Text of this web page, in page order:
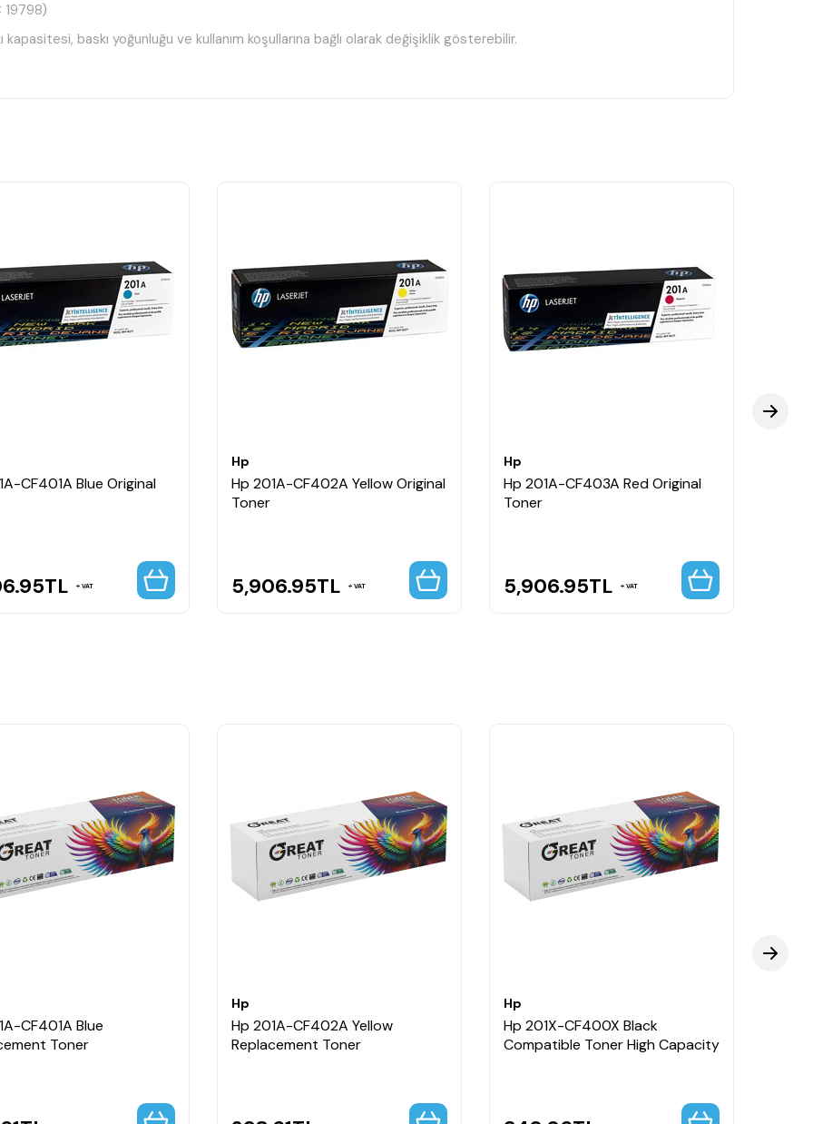
19798)
baskı yoğunluğu ve kullanım koşullarına bağlı olarak değişiklik gösterebilir.
kartuşudur.
edilmesini sağlar.
sunar.
kullanım için idealdir.
CF401A Blue Original
TL VAT
Hp
Hp 201A-CF402A Yellow Original
Toner
5,906.95TL VAT
Hp
Hp 201A-CF403A Red Original
Toner
5,906.95TL VAT
CF401A Blue
Toner
Hp
Hp 201A-CF402A Yellow
Replacement Toner
Hp
Hp 201X-CF400X Black
Compatible Toner High Capacity